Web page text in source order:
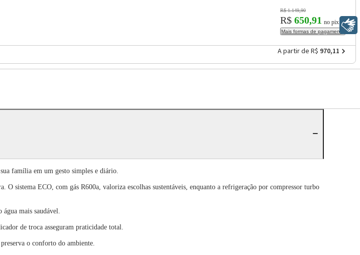
R$ 1.149,90
R$ 650,91 no pix
Mais formas de pagamento
A partir de R$ 970,11
família em um gesto simples e diário.
O sistema ECO, com gás R600a, valoriza escolhas sustentáveis, enquanto a refrigeração por compressor turbo
mais saudável.
de troca asseguram praticidade total.
o conforto do ambiente.
Libras